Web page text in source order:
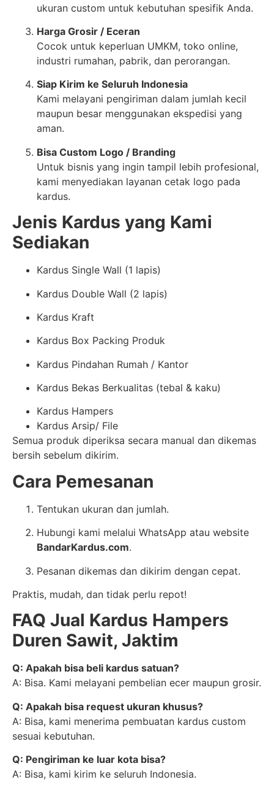
ukuran custom untuk kebutuhan spesifik Anda.
Harga Grosir / Eceran
Cocok untuk keperluan UMKM, toko online,
industri rumahan, pabrik, dan perorangan.
Siap Kirim ke Seluruh Indonesia
Kami melayani pengiriman dalam jumlah kecil
maupun besar menggunakan ekspedisi yang
aman.
Bisa Custom Logo / Branding
Untuk bisnis yang ingin tampil lebih profesional,
kami menyediakan layanan cetak logo pada
kardus.
Jenis Kardus yang Kami
Sediakan
Kardus Single Wall (1 lapis)
Kardus Double Wall (2 lapis)
Kardus Kraft
Kardus Box Packing Produk
Kardus Pindahan Rumah / Kantor
Kardus Bekas Berkualitas (tebal & kaku)
Kardus Hampers
Kardus Arsip/ File
Semua produk diperiksa secara manual dan dikemas
bersih sebelum dikirim.
Cara Pemesanan
Tentukan ukuran dan jumlah.
Hubungi kami melalui WhatsApp atau website
BandarKardus.com.
Pesanan dikemas dan dikirim dengan cepat.
Praktis, mudah, dan tidak perlu repot!
FAQ Jual Kardus Hampers
Duren Sawit, Jaktim
Q: Apakah bisa beli kardus satuan?
A: Bisa. Kami melayani pembelian ecer maupun grosir.
Q: Apakah bisa request ukuran khusus?
A: Bisa, kami menerima pembuatan kardus custom
sesuai kebutuhan.
Q: Pengiriman ke luar kota bisa?
A: Bisa, kami kirim ke seluruh Indonesia.